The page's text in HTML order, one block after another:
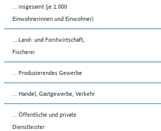
... insgesamt (je 1.000
Einwohnerinnen und Einwohner)
... Land- und Forstwirtschaft,
Fischerei
... Produzierendes Gewerbe
... Handel, Gastgewerbe, Verkehr
... Öffentliche und private
Dienstleister